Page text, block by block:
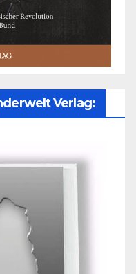
Verlag: